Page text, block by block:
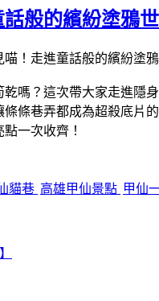
般的繽紛塗鴉
嗎？這次帶大家走進隱
條巷弄都成為超殺底片
一次收齊！
貓巷 高雄甲仙景點 甲仙